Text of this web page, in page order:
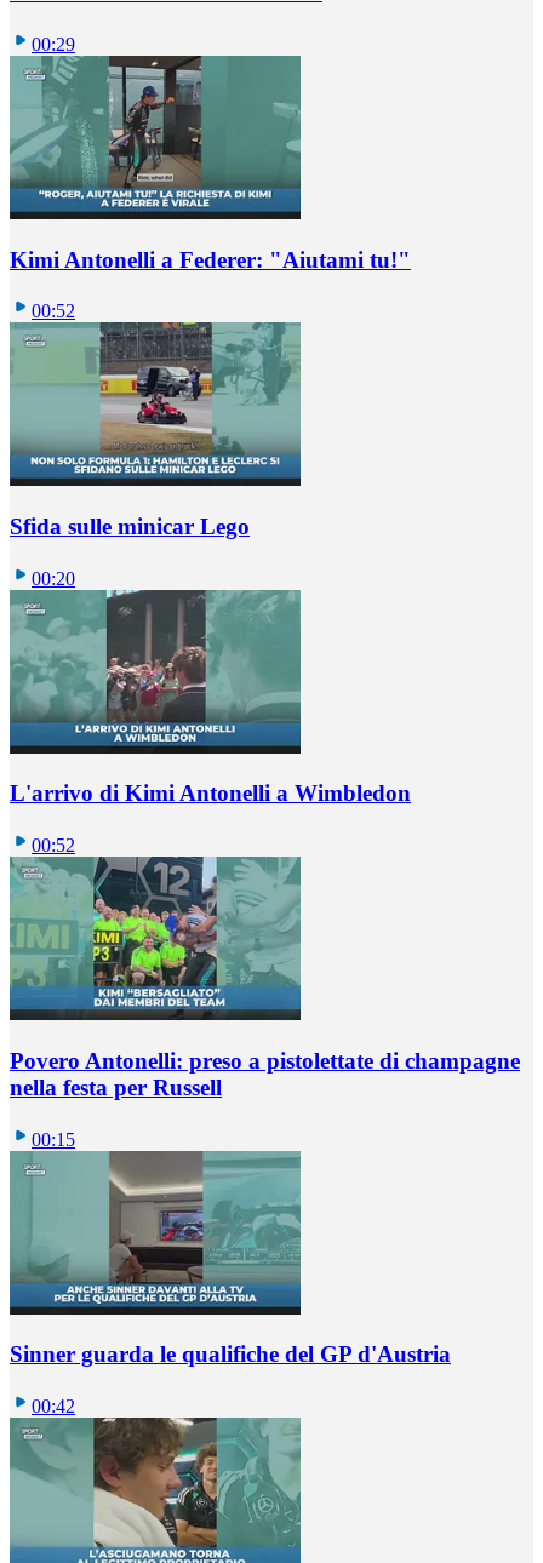
00:29
Kimi Antonelli a Federer: "Aiutami tu!"
00:52
Sfida sulle minicar Lego
00:20
L'arrivo di Kimi Antonelli a Wimbledon
00:52
Povero Antonelli: preso a pistolettate di champagne
nella festa per Russell
00:15
Sinner guarda le qualifiche del GP d'Austria
00:42